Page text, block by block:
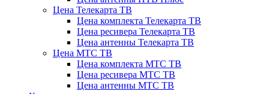
Цена Телекарта ТВ
Цена комплекта Телекарта ТВ
Цена ресивера Телекарта ТВ
Цена антенны Телекарта ТВ
Цена МТС ТВ
Цена комплекта МТС ТВ
Цена ресивера МТС ТВ
Цена антенны МТС ТВ